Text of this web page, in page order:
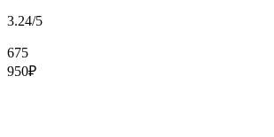
3.24/5
675
950₽